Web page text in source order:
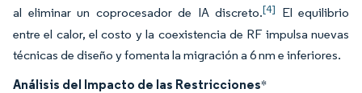
al eliminar un coprocesador de IA discreto.[4] El equilibrio
entre el calor, el costo y la coexistencia de RF impulsa nuevas
técnicas de diseño y fomenta la migración a 6 nm e inferiores.
Análisis del Impacto de las Restricciones*